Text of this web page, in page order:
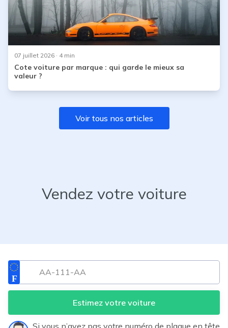
07 juillet 2026 · 4 min
Cote voiture par marque : qui garde le mieux sa
valeur ?
Voir tous nos articles
Vendez votre voiture
Estimez votre voiture